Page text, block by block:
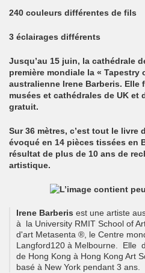
240 couleurs différentes de fils
3 éclairages différents
Jusqu’au 15 juin, la cathédrale
première mondiale la « Tapestry
australienne Irene Barberis. Elle
musées et cathédrales de UK et
gratuit.
Sur 36 mètres, c’est tout le livre
évoqué en 14 pièces tissées en
résultat de plus de 10 ans de
artistique.
Irene Barberis est une artiste
à  la University RMIT School of
d'art Metasenta ®, le Centre
Langford120 à Melbourne.  Elle
de Hong Kong à Hong Kong Art
basé à New York pendant 3 ans.